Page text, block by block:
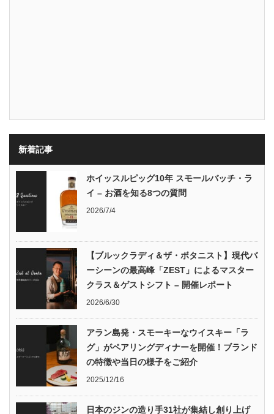
新着記事
ホイッスルピッグ10年 スモールバッチ・ラ
イ – お酒を知る8つの質問
2026/7/4
【ブルックラディ＆ザ・ボタニスト】現代バ
ーシーンの最高峰「ZEST」によるマスター
クラス＆ゲストシフト – 開催レポート
2026/6/30
アラン島発・スモーキーなウイスキー「ラ
グ」がペアリングディナーを開催！ブランド
の特徴や当日の様子をご紹介
2025/12/16
日本のジンの造り手31社が集結し創り上げ